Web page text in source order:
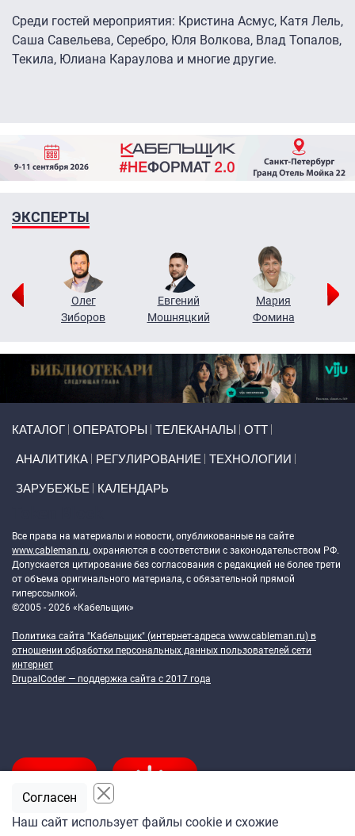
Среди гостей мероприятия: Кристина Асмус, Катя Лель,
Саша Савельева, Серебро, Юля Волкова, Влад Топалов,
Текила, Юлиана Караулова и многие другие.
ЭКСПЕРТЫ
Олег
Зиборов
Евгений
Мошняцкий
Мария
Фомина
КАТАЛОГ ОПЕРАТОРЫ ТЕЛЕКАНАЛЫ ОТТ
АНАЛИТИКА РЕГУЛИРОВАНИЕ ТЕХНОЛОГИИ
ЗАРУБЕЖЬЕ КАЛЕНДАРЬ
Все права на материалы и новости, опубликованные на сайте
www.cableman.ru, охраняются в соответствии с законодательством РФ.
Допускается цитирование без согласования с редакцией не более трети
от объема оригинального материала, с обязательной прямой
гиперссылкой.
©2005 - 2026 «Кабельщик»
Политика сайта "Кабельщик" (интернет-адреса www.cableman.ru) в
отношении обработки персональных данных пользователей сети
интернет
DrupalCoder — поддержка сайта c 2017 года
Наш сайт использует файлы cookie и схожие
Согласен